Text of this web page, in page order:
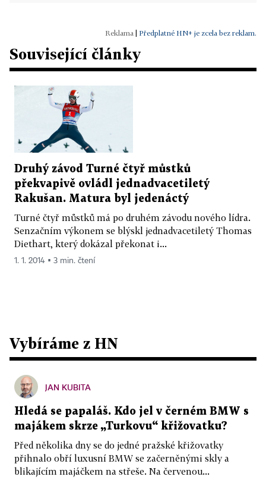
Předplatné HN+ je zcela bez reklam.
Související články
Druhý závod Turné čtyř můstků
překvapivě ovládl jednadvacetiletý
Rakušan. Matura byl jedenáctý
Turné čtyř můstků má po druhém závodu nového lídra.
Senzačním výkonem se blýskl jednadvacetiletý Thomas
Diethart, který dokázal překonat i...
1. 1. 2014 ▪ 3 min. čtení
Vybíráme z HN
JAN KUBITA
Hledá se papaláš. Kdo jel v černém BMW s
majákem skrze „Turkovu“ křižovatku?
Před několika dny se do jedné pražské křižovatky
přihnalo obří luxusní BMW se začerněnými skly a
blikajícím majáčkem na střeše. Na červenou...